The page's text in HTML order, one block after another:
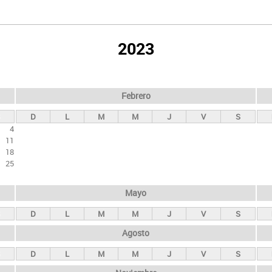
2023
4
11
18
25
Febrero
D L M M J V S
Mayo
D L M M J V S
Agosto
D L M M J V S